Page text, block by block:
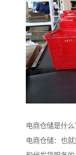
电商仓储是什么
电商仓储：也